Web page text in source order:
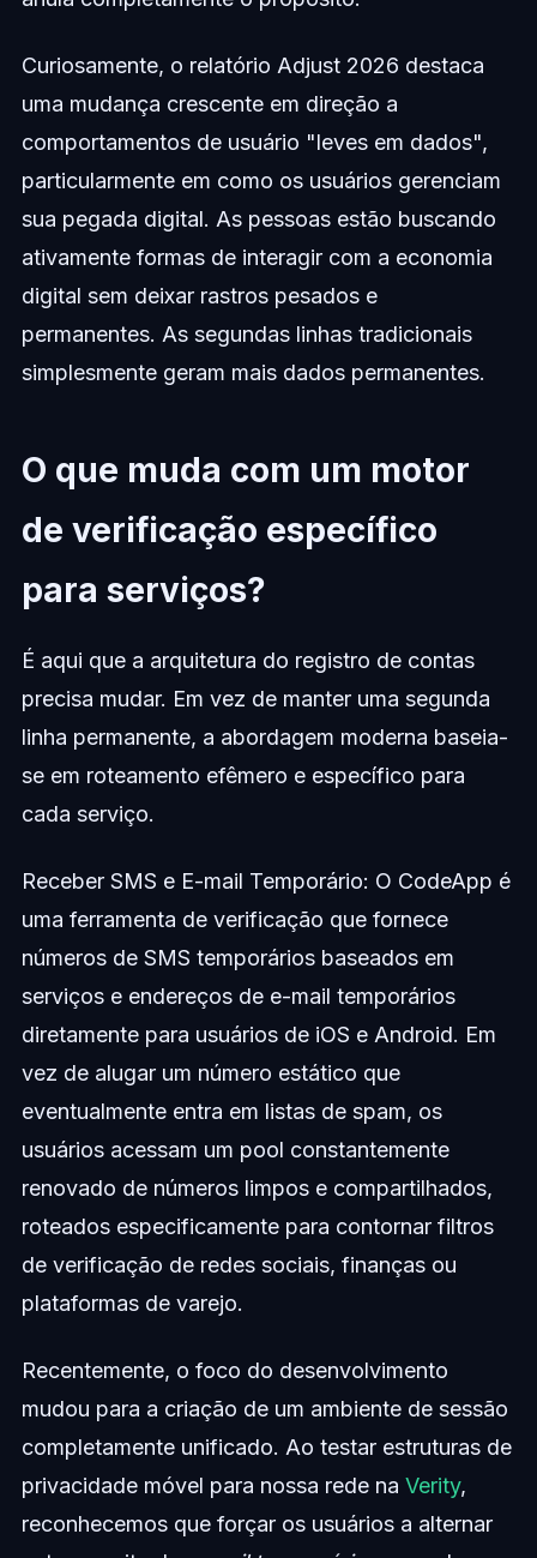
Curiosamente, o relatório Adjust 2026 destaca
uma mudança crescente em direção a
comportamentos de usuário "leves em dados",
particularmente em como os usuários gerenciam
sua pegada digital. As pessoas estão buscando
ativamente formas de interagir com a economia
digital sem deixar rastros pesados e
permanentes. As segundas linhas tradicionais
simplesmente geram mais dados permanentes.
O que muda com um motor
de verificação específico
para serviços?
É aqui que a arquitetura do registro de contas
precisa mudar. Em vez de manter uma segunda
linha permanente, a abordagem moderna baseia-
se em roteamento efêmero e específico para
cada serviço.
Receber SMS e E-mail Temporário: O CodeApp é
uma ferramenta de verificação que fornece
números de SMS temporários baseados em
serviços e endereços de e-mail temporários
diretamente para usuários de iOS e Android. Em
vez de alugar um número estático que
eventualmente entra em listas de spam, os
usuários acessam um pool constantemente
renovado de números limpos e compartilhados,
roteados especificamente para contornar filtros
de verificação de redes sociais, finanças ou
plataformas de varejo.
Recentemente, o foco do desenvolvimento
mudou para a criação de um ambiente de sessão
completamente unificado. Ao testar estruturas de
privacidade móvel para nossa rede na Verity,
reconhecemos que forçar os usuários a alternar